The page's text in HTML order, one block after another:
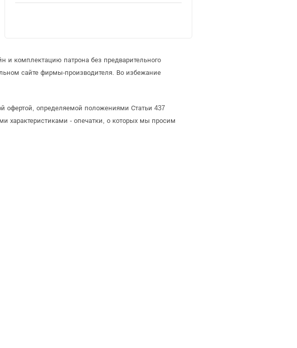
и комплектацию патрона без предварительного
сайте фирмы-производителя. Во избежание
офертой, определяемой положениями Статьи 437
характеристиками - опечатки, о которых мы просим